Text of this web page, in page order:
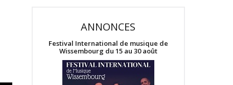
ANNONCES
Festival International de musique de
Wissembourg du 15 au 30 août